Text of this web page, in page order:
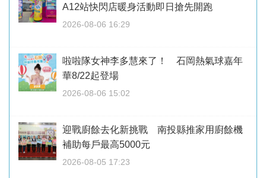
A12站快閃店暖身活動即日搶先開跑
2026-08-06 16:29
啦啦隊女神李多慧來了！ 石岡熱氣球嘉年
華8/22起登場
2026-08-06 15:02
迎戰廚餘去化新挑戰 南投縣推家用廚餘機
補助每戶最高5000元
2026-08-05 17:23